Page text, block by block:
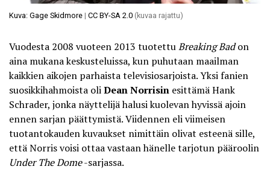
Kuva: Gage Skidmore | CC BY-SA 2.0 (kuvaa rajattu)
Vuodesta 2008 vuoteen 2013 tuotettuBreaking Badon
aina mukana keskusteluissa, kun puhutaan maailman
kaikkien aikojen parhaista televisiosarjoista. Yksi fanien
suosikkihahmoista oliDean Norrisin esittämä Hank
Schrader, jonka näyttelijä halusi kuolevan hyvissä ajoin
ennen sarjan päättymistä. Viidennen eli viimeisen
tuotantokauden kuvaukset nimittäin olivat esteenä sille,
että Norris voisi ottaa vastaan hänelle tarjotun pääroolin
Under The Dome-sarjassa.